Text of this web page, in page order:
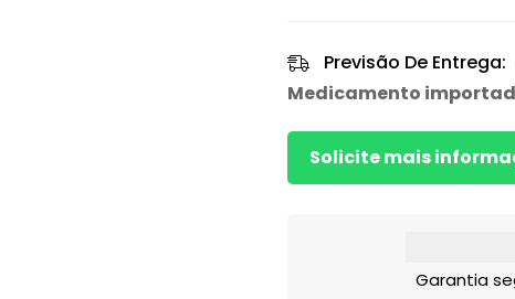
Previsão De Entrega:
Medicamento
Solicite mais
Garantia